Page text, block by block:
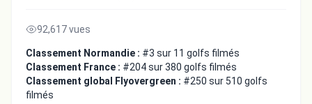
92,617 vues
Classement Normandie : #3 sur 11 golfs filmés
Classement France : #204 sur 380 golfs filmés
Classement global Flyovergreen : #250 sur 510 golfs
filmés